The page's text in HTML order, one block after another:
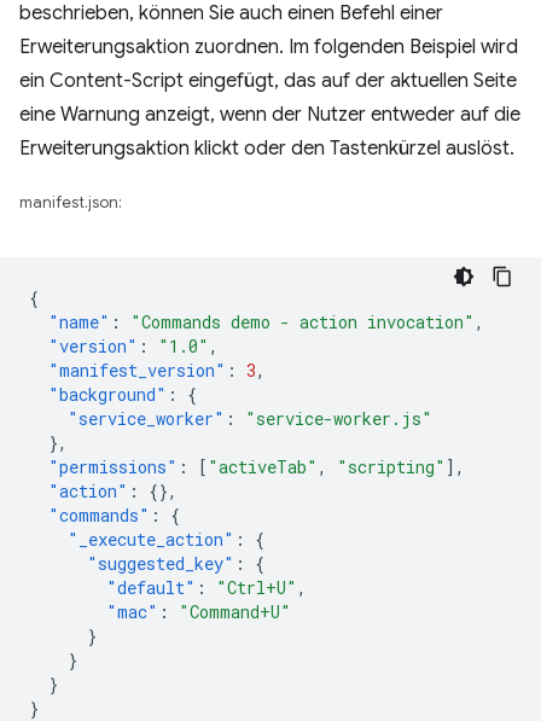
beschrieben, können Sie auch einen Befehl einer
Erweiterungsaktion zuordnen. Im folgenden Beispiel wird
ein Content-Script eingefügt, das auf der aktuellen Seite
eine Warnung anzeigt, wenn der Nutzer entweder auf die
Erweiterungsaktion klickt oder den Tastenkürzel auslöst.
manifest.json:
{
"name" : "Commands demo - action invocation" ,
"version" : "1.0" ,
"manifest_version" : 3,
"background" :
{
"service_worker" :
"service-worker.js"
},
"permissions" : [ "activeTab" , "scripting" ],
"action" :
{},
"commands" :
{
"_execute_action" :
{
"suggested_key" :
{
"default" : "Ctrl+U" ,
"mac" :
"Command+U"
}
}
}
}